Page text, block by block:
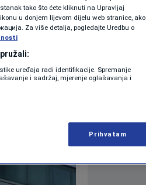
tako što ćete kliknuti na Upravljaj
u donjem lijevom dijelu web stranice, ako
Za više detalja, pogledajte Uredbu o
uređaja radi identifikacije. Spremanje
i sadržaj, mjerenje oglašavanja i
Prihvatam